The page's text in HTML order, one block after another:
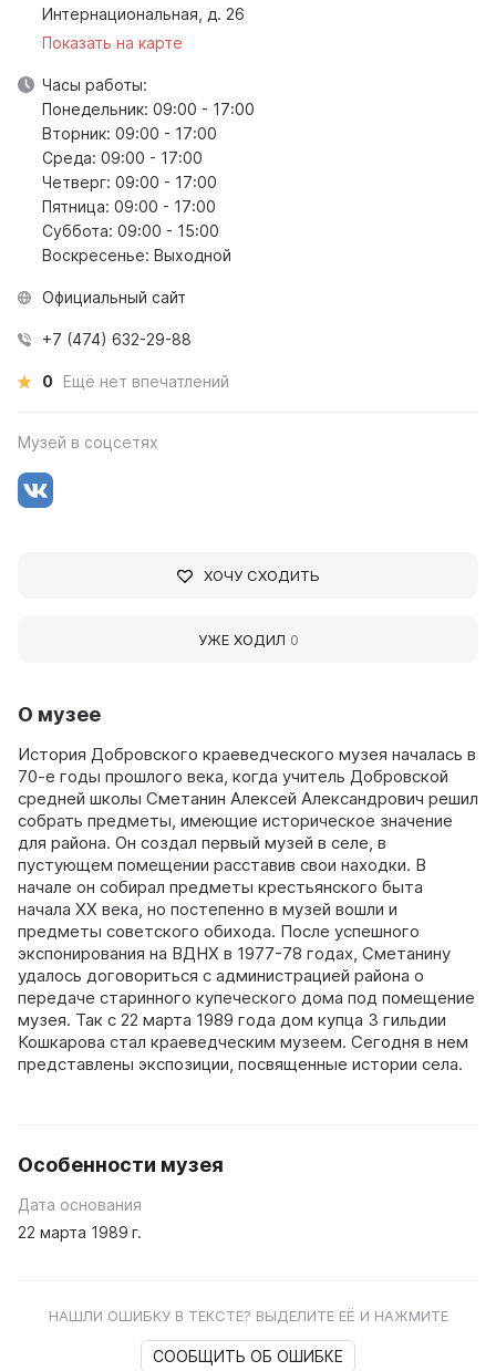
О музее
История Добровского краеведческого музея началась в
70-е годы прошлого века, когда учитель Добровской
средней школы Сметанин Алексей Александрович решил
собрать предметы, имеющие историческое значение
для района. Он создал первый музей в селе, в
пустующем помещении расставив свои находки. В
начале он собирал предметы крестьянского быта
начала XX века, но постепенно в музей вошли и
предметы советского обихода. После успешного
экспонирования на ВДНХ в 1977-78 годах, Сметанину
удалось договориться с администрацией района о
передаче старинного купеческого дома под помещение
музея. Так с 22 марта 1989 года дом купца 3 гильдии
Кошкарова стал краеведческим музеем. Сегодня в нем
представлены экспозиции, посвященные истории села.
Особенности музея
Дата основания
22 марта 1989 г.
НАШЛИ ОШИБКУ В ТЕКСТЕ? ВЫДЕЛИТЕ ЕЁ И НАЖМИТЕ
СООБЩИТЬ ОБ ОШИБКЕ
Интернациональная, д. 26
Показать на карте
Часы работы:
Понедельник: 09:00 - 17:00
Вторник: 09:00 - 17:00
Среда: 09:00 - 17:00
Четверг: 09:00 - 17:00
Пятница: 09:00 - 17:00
Суббота: 09:00 - 15:00
Воскресенье: Выходной
Официальный сайт
+7 (474) 632-29-88
0 Ещё нет впечатлений
Музей в соцсетях
ХОЧУ СХОДИТЬ
УЖЕ ХОДИЛ 0